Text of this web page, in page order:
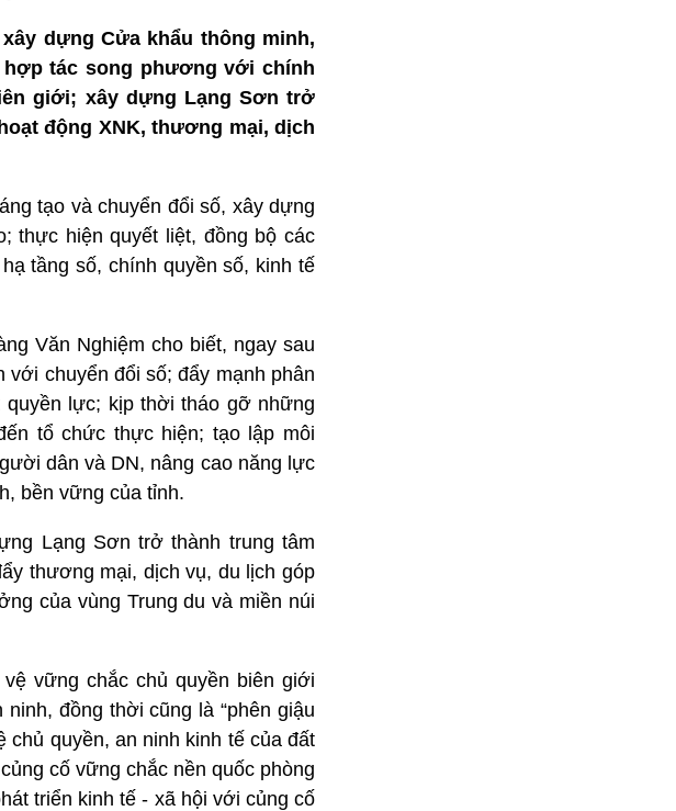
dựng Cửa khẩu thông minh,
tác song phương với chính
giới; xây dựng Lạng Sơn trở
động XNK, thương mại, dịch
tạo và chuyển đổi số, xây dựng
thực hiện quyết liệt, đồng bộ các
tầng số, chính quyền số, kinh tế
Văn Nghiệm cho biết, ngay sau
chuyển đổi số; đẩy mạnh phân
lực; kịp thời tháo gỡ những
tổ chức thực hiện; tạo lập môi
dân và DN, nâng cao năng lực
bền vững của tỉnh.
Lạng Sơn trở thành trung tâm
thương mại, dịch vụ, du lịch góp
của vùng Trung du và miền núi
vững chắc chủ quyền biên giới
đồng thời cũng là “phên giậu
chủ quyền, an ninh kinh tế của đất
cố vững chắc nền quốc phòng
triển kinh tế - xã hội với củng cố